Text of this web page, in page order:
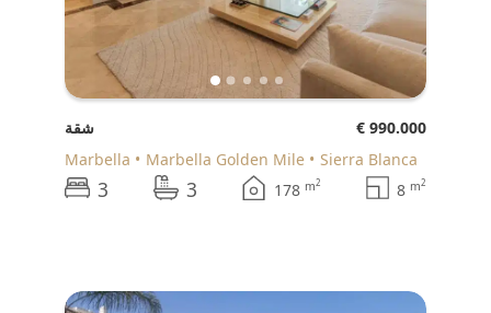
شقة
€ 990.000
Marbella
Marbella Golden Mile Sierra Blanca
3 3 178 m2 8 m2